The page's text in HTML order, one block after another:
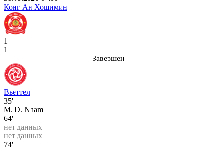
Конг Ан Хошимин
1
1
Завершен
Вьеттел
35'
M. D. Nham
64'
нет данных
нет данных
74'